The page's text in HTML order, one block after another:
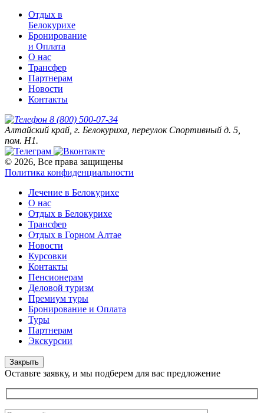
Отдых в
Белокурихе
Бронирование
и Оплата
О нас
Трансфер
Партнерам
Новости
Контакты
8 (800) 500-07-34
Алтайский край, г. Белокуриха, переулок Спортивный д. 5,
пом. Н1.
© 2026, Все права защищены
Политика конфиденциальности
Лечение в Белокурихе
О нас
Отдых в Белокурихе
Трансфер
Отдых в Горном Алтае
Новости
Курсовки
Контакты
Пенсионерам
Деловой туризм
Премиум туры
Бронирование и Оплата
Туры
Партнерам
Экскурсии
Закрыть
Оставьте заявку, и мы подберем для вас предложение